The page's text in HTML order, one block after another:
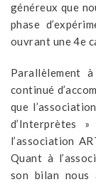
généreux que
phase
ouvrant une 4e
Parallèlement
continué
que
d’Interprètes
l’association
Quant à
son bilan